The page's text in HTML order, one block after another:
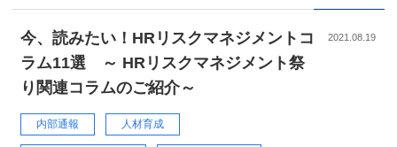
今、読みたい！HRリスクマネジメントコ
ラム11選 ～ HRリスクマネジメント祭
り関連コラムのご紹介～
内部通報 人材育成
2021.08.19